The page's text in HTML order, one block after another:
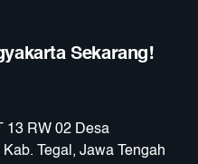
Sekarang!
13 RW 02 Desa
Tegal, Jawa Tengah